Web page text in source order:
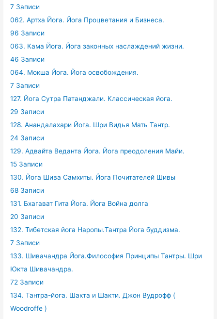
7 Записи
062. Артха Йога. Йога Процветания и Бизнеса.
96 Записи
063. Кама Йога. Йога законных наслаждений жизни.
46 Записи
064. Мокша Йога. Йога освобождения.
7 Записи
127. Йога Сутра Патанджали. Классическая йога.
29 Записи
128. Анандалахари Йога. Шри Видья Мать Тантр.
24 Записи
129. Адвайта Веданта Йога. Йога преодоления Майи.
15 Записи
130. Йога Шива Самхиты. Йога Почитателей Шивы
68 Записи
131. Бхагават Гита Йога. Йога Война долга
20 Записи
132. Тибетская йога Наропы.Тантра Йога буддизма.
7 Записи
133. Шивачандра Йога.Философия Принципы Тантры. Шри
Юкта Шивачандра.
72 Записи
134. Тантра-йога. Шакта и Шакти. Джон Вудрофф (
Woodroffe )